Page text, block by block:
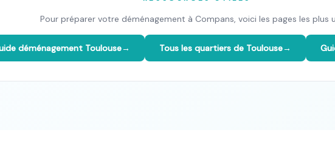
Pour préparer votre déménagement à Compans, voici les pages les plus
déménagement Toulouse→ Tous les quartiers de Toulouse→